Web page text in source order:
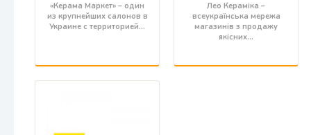
«Керама Маркет» – один
из крупнейших салонов в
Украине с территорией…
Лео Кераміка –
всеукраїнська мережа
магазинів з продажу
якісних…